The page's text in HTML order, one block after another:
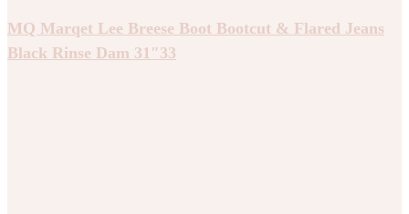
MQ Marqet Lee Breese Boot Bootcut & Flared Jeans
Black Rinse Dam 31″33